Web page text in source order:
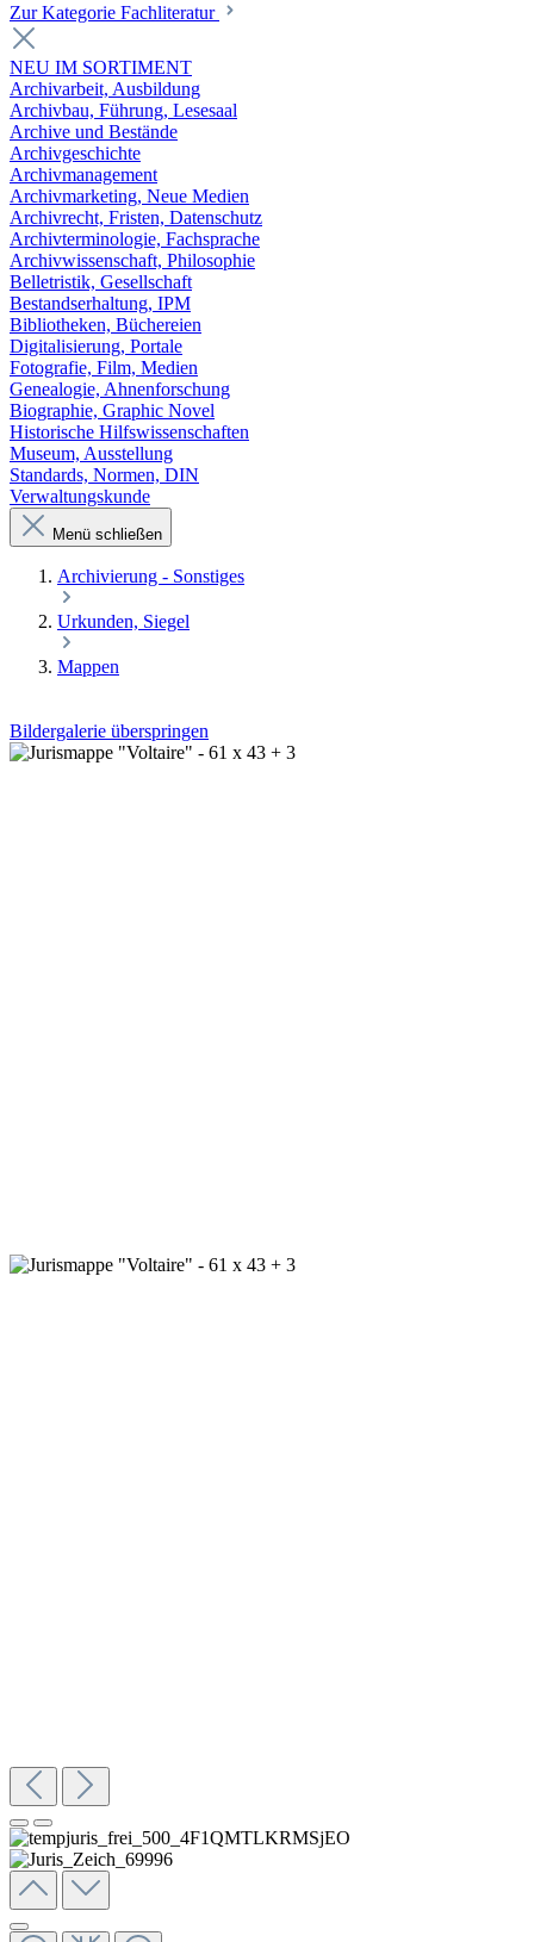
Zur Kategorie Fachliteratur
NEU IM SORTIMENT
Archivarbeit, Ausbildung
Archivbau, Führung, Lesesaal
Archive und Bestände
Archivgeschichte
Archivmanagement
Archivmarketing, Neue Medien
Archivrecht, Fristen, Datenschutz
Archivterminologie, Fachsprache
Archivwissenschaft, Philosophie
Belletristik, Gesellschaft
Bestandserhaltung, IPM
Bibliotheken, Büchereien
Digitalisierung, Portale
Fotografie, Film, Medien
Genealogie, Ahnenforschung
Biographie, Graphic Novel
Historische Hilfswissenschaften
Museum, Ausstellung
Standards, Normen, DIN
Verwaltungskunde
Menü schließen
Archivierung - Sonstiges
Urkunden, Siegel
Mappen
Bildergalerie überspringen